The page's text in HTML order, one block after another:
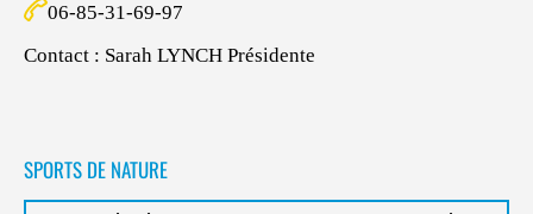
06-85-31-69-97
Contact : Sarah LYNCH Présidente
SPORTS DE NATURE